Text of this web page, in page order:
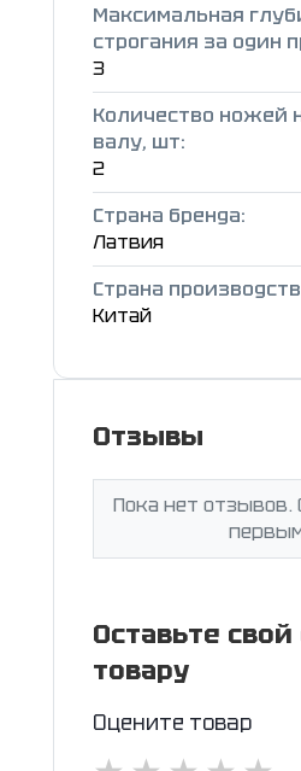
Максимальная
строгания за один
3
Количество ножей
валу, шт:
2
Страна бренда:
Латвия
Страна
Китай
Отзывы
Пока нет отзывов.
Оставьте
товару
Оцените товар